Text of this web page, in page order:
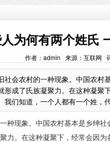
为何有两个姓氏
作者：admin 来源：互联网
社会农村的一种现象。中国农村
形成了氏族凝聚力。在这种凝聚
知道，一个人都有一个姓，
种现象。中国农村基本是乡绅
力。在这种凝聚下，经常会因